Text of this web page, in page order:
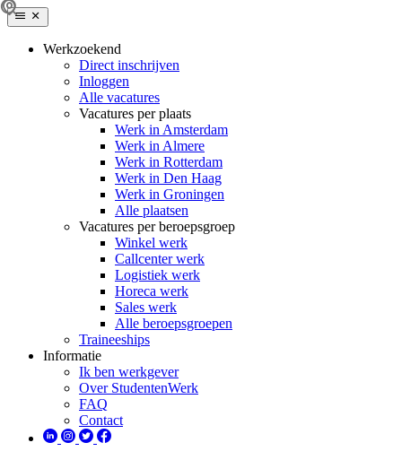
Werkzoekend
Direct inschrijven
Inloggen
Alle vacatures
Vacatures per plaats
Werk in Amsterdam
Werk in Almere
Werk in Rotterdam
Werk in Den Haag
Werk in Groningen
Alle plaatsen
Vacatures per beroepsgroep
Winkel werk
Callcenter werk
Logistiek werk
Horeca werk
Sales werk
Alle beroepsgroepen
Traineeships
Informatie
Ik ben werkgever
Over StudentenWerk
FAQ
Contact